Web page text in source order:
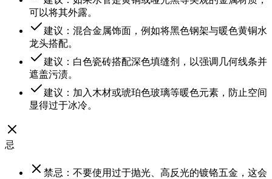
可以将其外露。
建议：混合金属饰面，例如将黑色钢架与暖色黄铜水
龙头搭配。
建议：白色瓷砖搭配深色填缝剂，以强调几何线条并
遮盖污渍。
建议：加入木材或琥珀色玻璃等暖色元素，防止空间
显得过于冰冷。
忌
禁忌：不要使用过于抛光、高反光的镀铬五金，这会